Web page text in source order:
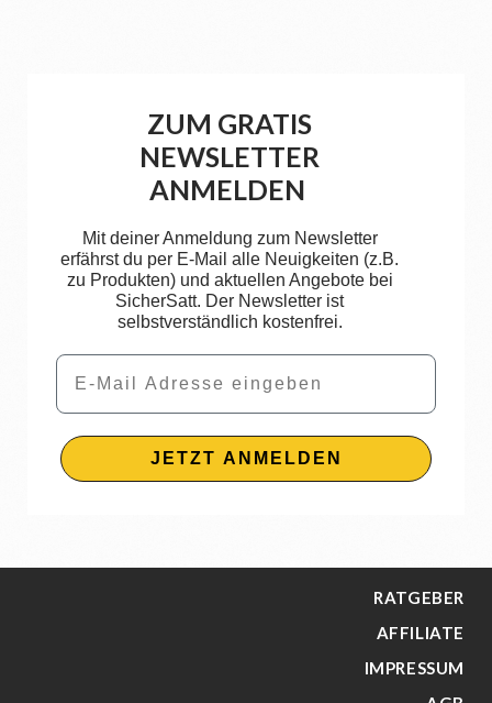
ZUM GRATIS
NEWSLETTER
ANMELDEN
Mit deiner Anmeldung zum Newsletter
erfährst du per E-Mail alle Neuigkeiten (z.B.
zu Produkten) und aktuellen Angebote bei
SicherSatt. Der Newsletter ist
selbstverständlich kostenfrei.
Email
JETZT ANMELDEN
RATGEBER
AFFILIATE
IMPRESSUM